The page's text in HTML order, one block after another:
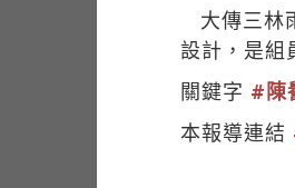
大傳三林
設計，是組
關鍵字 #陳
本報導連結